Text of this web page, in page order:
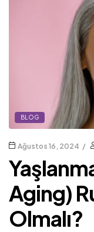
BLOG
Ağustos 16, 2024
Aging)
Olmalı?